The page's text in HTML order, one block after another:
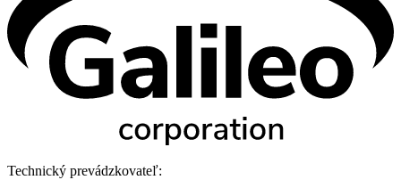
Technický prevádzkovateľ: